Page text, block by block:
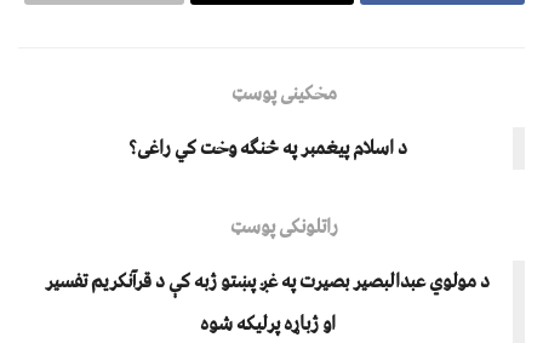
مخکینی پوسټ
د اسلام پيغمبر په څنگه وخت کي راغی؟
راتلونکی پوسټ
د مولوي عبدالبصير بصيرت په غږ پښتو ژبه کې د قرآنکريم تفسير
او ژباړه پرليکه شوه